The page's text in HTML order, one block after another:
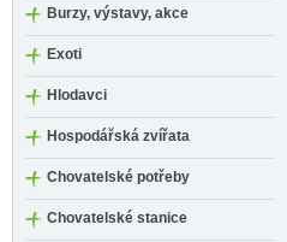
Burzy, výstavy, akce
Exoti
Hlodavci
Hospodářská zvířata
Chovatelské potřeby
Chovatelské stanice